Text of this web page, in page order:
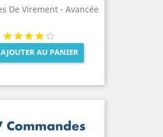
De Virement - Avancée
AJOUTER AU PANIER